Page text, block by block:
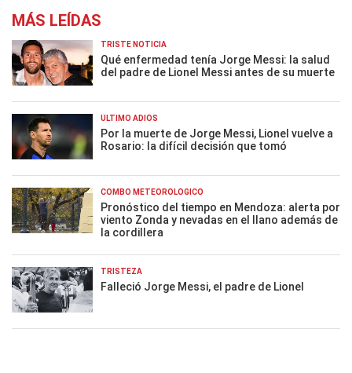
MÁS LEÍDAS
TRISTE NOTICIA
Qué enfermedad tenía Jorge Messi: la salud
del padre de Lionel Messi antes de su muerte
ÚLTIMO ADIÓS
Por la muerte de Jorge Messi, Lionel vuelve a
Rosario: la difícil decisión que tomó
COMBO METEOROLÓGICO
Pronóstico del tiempo en Mendoza: alerta por
viento Zonda y nevadas en el llano además de
la cordillera
TRISTEZA
Falleció Jorge Messi, el padre de Lionel